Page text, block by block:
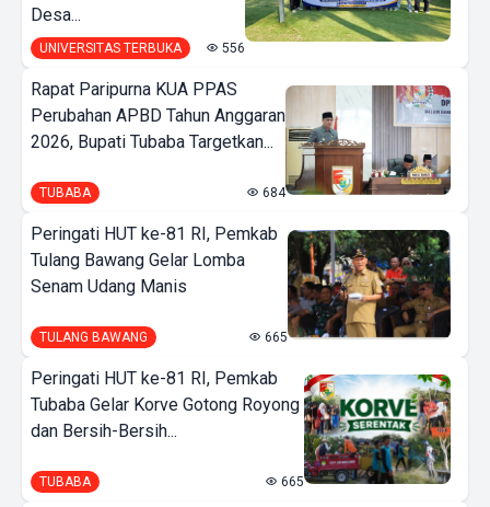
Desa...
UNIVERSITAS TERBUKA 556
Rapat Paripurna KUA PPAS
Perubahan APBD Tahun Anggaran
2026, Bupati Tubaba Targetkan...
TUBABA 684
Peringati HUT ke-81 RI, Pemkab
Tulang Bawang Gelar Lomba
Senam Udang Manis
TULANG BAWANG 665
Peringati HUT ke-81 RI, Pemkab
Tubaba Gelar Korve Gotong Royong
dan Bersih-Bersih...
TUBABA 665